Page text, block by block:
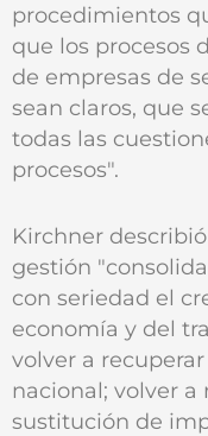
procedimientos
que los procesos
de empresas de
sean claros, que
todas las
procesos".
Kirchner
gestión
con seriedad el
economía y del
volver a
nacional; volver a
sustitución de